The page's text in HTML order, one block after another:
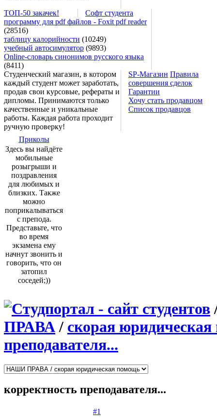
ТОП-50 закачек!
Софт студента
программу для pdf файлов - Foxit pdf reader
(28516)
таблицу калорийности (10249)
учебный автосимулятор (9893)
Online-словарь синонимов русского языка
(8411)
Студенческий магазин, в котором
каждый студент может заработать,
продав свои курсовые, рефераты и
дипломы. Принимаются только
качественные и уникальные
работы. Каждая работа проходит
ручную проверку!
SP-Магазин Правила
совершения сделок
Гарантии
Хочу стать продавцом
Список продавцов
Приколы
Здесь вы найдёте
мобильные
розыгрыши и
поздравления
для любимых и
близких. Также
можно
поприкалываться
с препода.
Представьте, что
во время
экзамена ему
начнут звонить и
говорить, что он
затопил
соседей;))
ПРАВА/ скорая
преподавателя...
корректность преподавателя...
#1